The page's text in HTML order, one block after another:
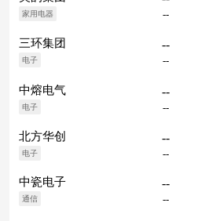
家用电器 --
三环集团
电子
--
--
中熔电气
电子
--
--
北方华创
电子
--
--
中瓷电子
通信
--
--